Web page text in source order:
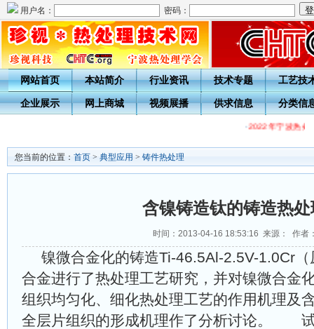
用户名： 密码：
网站首页 本站简介 行业资讯 技术专题 工艺技
企业展示 网上商城 视频展播 供求信息 分类信
2022年宁波热处
您当前的位置： 首页 > 典型应用 > 铸件热处理
含镍铸造钛的铸造热处
时间：2013-04-16 18:53:16 来源： 作者
镍微合金化的铸造Ti-46.5Al-2.5V-1.0Cr
合金进行了热处理工艺研究，并对镍微合金
组织均匀化、细化热处理工艺的作用机理及
全层片组织的形成机理作了分析讨论。